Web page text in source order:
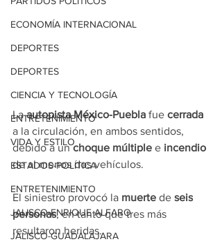
ECONOMÍA INTERNACIONAL
DEPORTES
DEPORTES
CIENCIA Y TECNOLOGÍA
ENTRETENIMIENTO
VIDA Y ESTILO
ESTADOS-POLÍTICA
ENTRETENIMIENTO
JALISCO-ENRIQUE ALFARO
JALISCO-GUADALAJARA
La autopista México-Puebla fue cerrada
a la circulación, en ambos sentidos,
debido a un choque múltiple e incendio
de al menos dos vehículos.
El siniestro provocó la muerte de seis
personas, en tanto que tres más
resultaron heridas.